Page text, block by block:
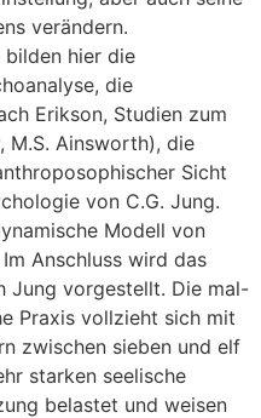
verändern.
bilden hier die
die
Erikson, Studien zum
M.S. Ainsworth), die
Sicht
von C.G. Jung.
Modell von
Anschluss wird das
Jung vorgestellt. Die mal-
Praxis vollzieht sich mit
zwischen sieben und elf
starken seelische
belastet und weisen